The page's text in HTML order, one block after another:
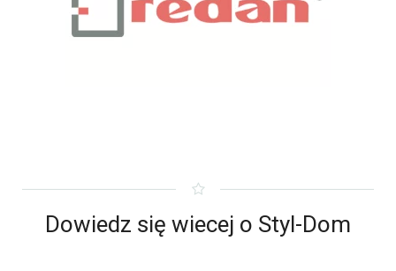
Dowiedz się wiecej o Styl-Dom